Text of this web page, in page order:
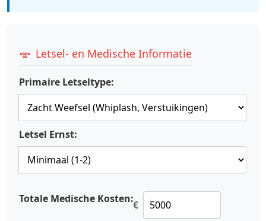
Letsel- en Medische Informatie
Primaire Letseltype:
Letsel Ernst:
Totale Medische Kosten:€